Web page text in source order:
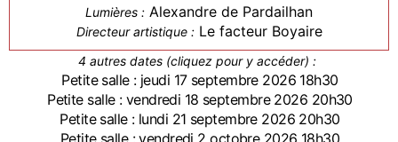
Lumières : Alexandre de Pardailhan
Directeur artistique : Le facteur Boyaire
4 autres dates (cliquez pour y accéder) :
Petite salle : jeudi 17 septembre 2026 18h30
Petite salle : vendredi 18 septembre 2026 20h30
Petite salle : lundi 21 septembre 2026 20h30